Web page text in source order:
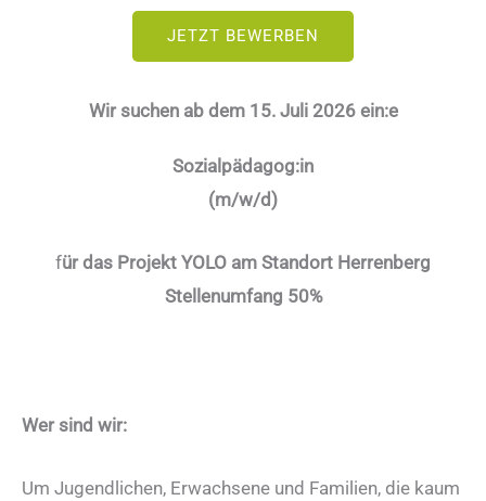
JETZT BEWERBEN
Wir suchen ab dem 15. Juli 2026 ein:e
Sozialpädagog:in
(m/w/d)
für das Projekt YOLO am Standort Herrenberg
Stellenumfang 50%
Wer sind wir:
Um Jugendlichen, Erwachsene und Familien, die kaum